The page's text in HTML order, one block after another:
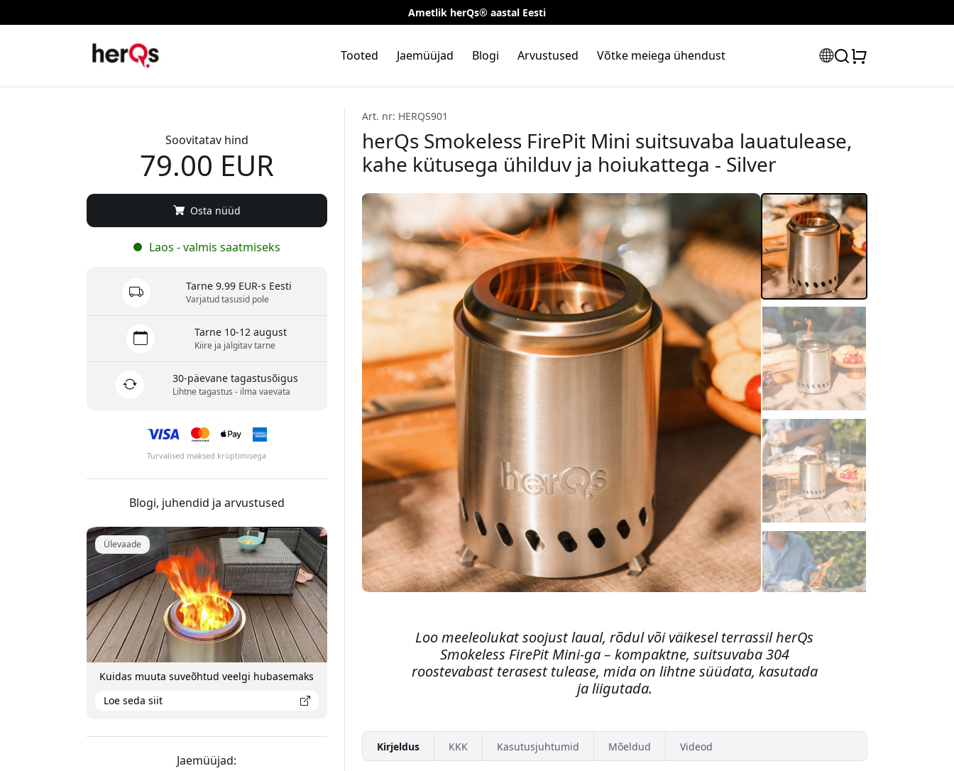
Ametlik herQs® aastal Eesti
Tooted Jaemüüjad Blogi Arvustused Võtke meiega ühendust
Art. nr: HERQS901
herQs Smokeless FirePit Mini suitsuvaba lauatulease,
kahe kütusega ühilduv ja hoiukattega - Silver
Loo meeleolukat soojust laual, rõdul või väikesel terrassil herQs
Smokeless FirePit Mini-ga – kompaktne, suitsuvaba 304
roostevabast terasest tulease, mida on lihtne süüdata, kasutada
ja liigutada.
Kirjeldus KKK Kasutusjuhtumid Mõeldud Videod
Soovitatav hind
79.00 EUR
Osta nüüd
Laos - valmis saatmiseks
Tarne 9.99 EUR-s Eesti
Varjatud tasusid pole
Tarne 10-12 august
Kiire ja jälgitav tarne
30-päevane tagastusõigus
Lihtne tagastus - ilma vaevata
Turvalised maksed krüptimisega
Blogi, juhendid ja arvustused
Ülevaade
Kuidas muuta suveõhtud veelgi hubasemaks
Loe seda siit
Jaemüüjad: